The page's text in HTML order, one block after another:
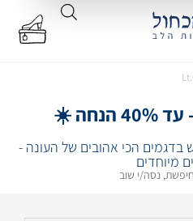
הכי אהובים של העונה -
מיוחדים
נסה/י שוב